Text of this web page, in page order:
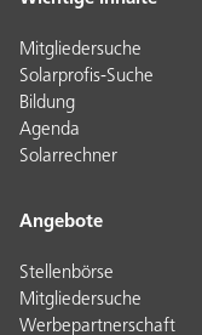
Mitgliedersuche
Solarprofis-Suche
Bildung
Agenda
Solarrechner
Angebote
Stellenbörse
Mitgliedersuche
Werbepartnerschaft